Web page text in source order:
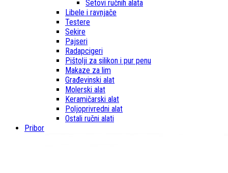
Setovi ručnih alata
Libele i ravnjače
Testere
Sekire
Pajseri
Radapcigeri
Pištolji za silikon i pur penu
Makaze za lim
Građevinski alat
Molerski alat
Keramičarski alat
Poljoprivredni alat
Ostali ručni alati
Pribor